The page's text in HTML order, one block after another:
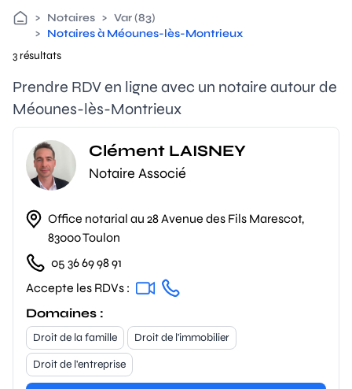
> Notaires > Var (83)
> Notaires à Méounes-lès-Montrieux
3 résultats
Prendre RDV en ligne avec un notaire autour de
Méounes-lès-Montrieux
Clément LAISNEY
Notaire Associé
Office notarial au 28 Avenue des Fils Marescot,
83000 Toulon
05 36 69 98 91
Accepte les RDVs :
Domaines :
Droit de la famille
Droit de l'immobilier
Droit de l'entreprise